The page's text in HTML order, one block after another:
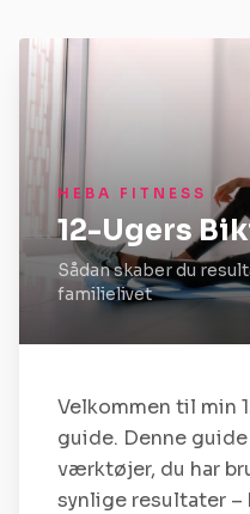
HEBA FITNESS
12-Ugers
Sådan skaber du
familielivet
Velkommen til min
guide. Denne
værktøjer, du har
synlige resultater –